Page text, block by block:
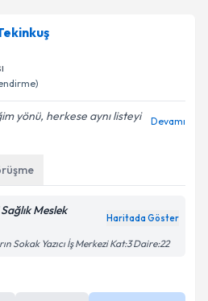
yönü, herkese aynı listeyi
Devamı
Meslek
Haritada Göster
Sokak Yazıcı İş Merkezi Kat:3 Daire:22